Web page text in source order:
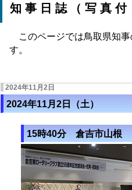
知事日誌（写真付
このページでは鳥取県知事
す。
2024年11月2日
2024年11月2日（土）
15時40分 倉吉市山根